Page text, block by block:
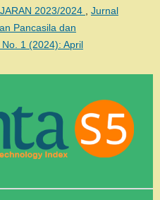
2023/2024
Jurnal
Pancasila dan
1 (2024): April